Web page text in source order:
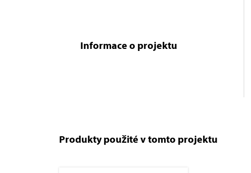
Informace o projektu
Produkty použité v tomto projektu